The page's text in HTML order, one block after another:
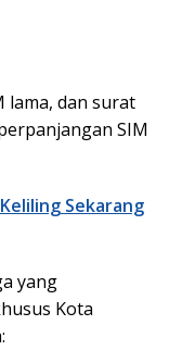
lama, dan surat
SIM
Sekarang
yang
Kota